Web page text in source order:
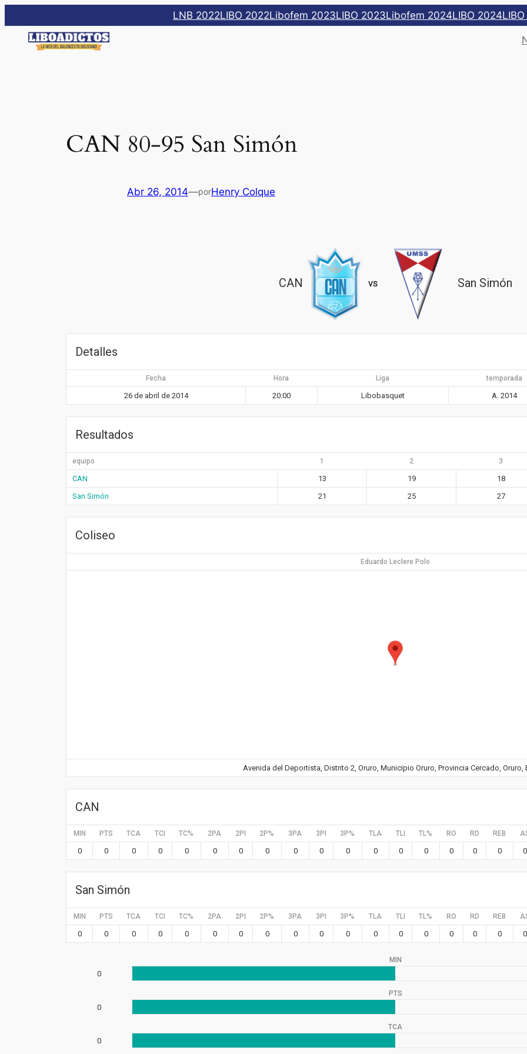
al
contenido
LNB 2022LIBO 2022Libofem 2023LIBO 2023Libofem 2024LIBO 2024
CAN 80-95 San Simón
Abr 26, 2014—porHenry Colque
CAN vs San Simón
Detalles
Fecha Hora Liga temporada
26 de abril de 2014 20:00 Libobasquet A. 2014
Resultados
equipo 1 2 3
CAN 13 19 18
San Simón
21 25 27
Coliseo
Eduardo Leclere Polo
Avenida del Deportista, Distrito 2, Oruro, Municipio Oruro, Provincia Cercado, Oruro,
CAN
MIN PTS TCA TCI TC% 2PA 2PI 2P% 3PA 3PI 3P% TLA TLI TL% RO RD REB
0 0 0 0 0 0 0 0 0 0 0 0 0 0 0 0 0 0
San Simón
MIN PTS TCA TCI TC% 2PA 2PI 2P% 3PA 3PI 3P% TLA TLI TL% RO RD REB
0 0 0 0 0 0 0 0 0 0 0 0 0 0 0 0 0 0
MIN
0
PTS
0
TCA
0